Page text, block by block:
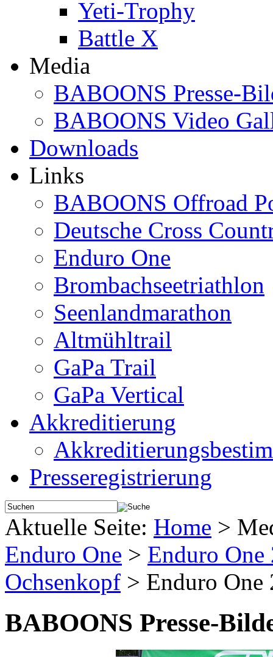
Yeti-Trophy
Battle X
Media
BABOONS Presse-
BABOONS Video
Downloads
Links
BABOONS Offroad
Deutsche Cross
Enduro One
Brombachseetriathlon
Seenlandmarathon
Altmühltrail
GaPa Trail
GaPa Vertical
Akkreditierung
Presseregistrierung
Aktuelle Seite: Home >
Enduro One > Enduro One
Ochsenkopf > Enduro One
BABOONS Presse-